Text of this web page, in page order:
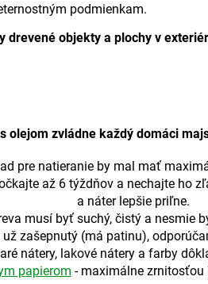
podmienkam.
drevené objekty a plochy v
olejom zvládne každý domáci
pre natieranie by mal mať
až 6 týždňov a nechajte ho
a náter lepšie priľne.
musí byť suchý, čistý a nesmie
už zašepnutý (má patinu),
nátery, lakové nátery a farby
papierom - maximálne zrnitosťou